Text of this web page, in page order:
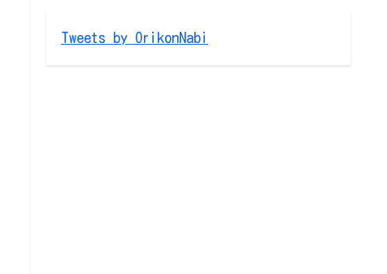
Tweets by OrikonNabi